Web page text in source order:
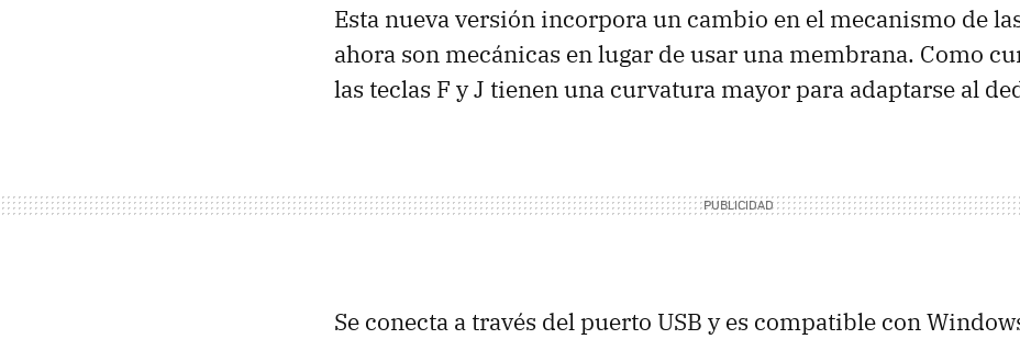
Esta nueva versión incorpora un cambio en el mecanismo de
ahora son mecánicas en lugar de usar una membrana. Como
las teclas F y J tienen una curvatura mayor para adaptarse al
Se conecta a través del puerto USB y es compatible con